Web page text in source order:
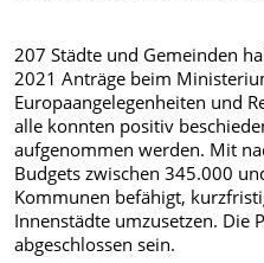
207 Städte und Gemeinden
2021 Anträge beim
Europaangelegenheiten und
alle konnten positiv
aufgenommen werden. Mit
Budgets zwischen 345.000
Kommunen befähigt,
Innenstädte umzusetzen. Die
abgeschlossen sein.